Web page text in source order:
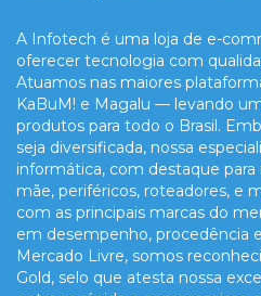
A Infotech é uma loja de e-
oferecer tecnologia com
Atuamos nas maiores
KaBuM! e Magalu — levando
produtos para todo o Brasil.
seja diversificada, nossa
informática, com destaque para
mãe, periféricos, roteadores, e
com as principais marcas do
em desempenho, procedência
Mercado Livre, somos
Gold, selo que atesta nossa